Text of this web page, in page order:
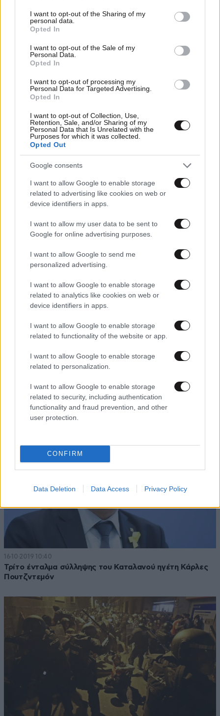
not limited to your visit or usage behaviour. You may click to
grant or deny consent to Google and its third-party tags to
use your data for below specified purposes in below Google
consent section.
I want to opt-out of the Sharing of my
personal data.
Opted In
I want to opt-out of the Sale of my
Personal Data.
Opted In
I want to opt-out of processing my
Personal Data for Targeted Advertising.
Opted In
I want to opt-out of Collection, Use,
Retention, Sale, and/or Sharing of my
Personal Data that Is Unrelated with the
Purposes for which it was collected.
Opted Out
Google consents
I want to allow Google to enable storage
related to advertising like cookies on web or
device identifiers in apps.
I want to allow my user data to be sent to
Google for online advertising purposes.
I want to allow Google to send me
personalized advertising.
I want to allow Google to enable storage
related to analytics like cookies on web or
device identifiers in apps.
I want to allow Google to enable storage
related to functionality of the website or app.
I want to allow Google to enable storage
related to personalization.
I want to allow Google to enable storage
related to security, including authentication
functionality and fraud prevention, and other
user protection.
CONFIRM
Data Deletion Data Access Privacy Policy
Καταλονίας
16·10·2019 14:47
Δεκάδες συλλήψεις στην Καταλονία μετά τα βίαια
επεισόδια
Αυτή είναι η καλύτερη 11άδα της Μπαρτσελόνα για τη
16·10·2019 10:40
Τρίτο ένταλμα σύλληψης του Καταλανού ηγέτη Κάρλες
Πουτζντεμόν